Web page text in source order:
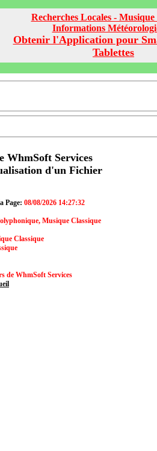
Recherches Locales - Musique
Informations
Obtenir l'Application pour
Tablettes
WhmSoft Services
d'un Fichier
Page: 08/08/2026 14:27:32
Musique Classique
Classique
de WhmSoft Services